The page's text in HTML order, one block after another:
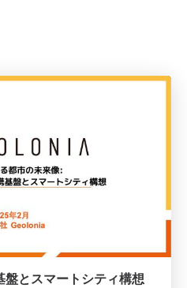
とスマートシティ構想